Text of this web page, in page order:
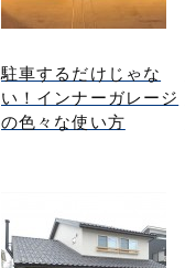
駐車するだけじゃな
い！インナーガレージ
の色々な使い方